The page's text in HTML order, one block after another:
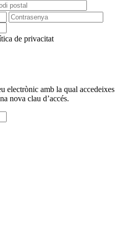
de privacitat
electrònic amb la qual accedeixes
nova clau d’accés.